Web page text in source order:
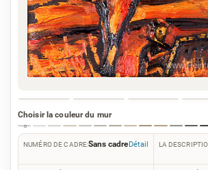
Choisir la couleur du mur
NUMÉRO DE CADRE:Sans cadreDétail LA